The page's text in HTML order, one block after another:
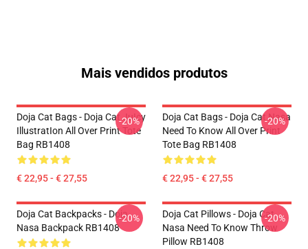
Mais vendidos produtos
Doja Cat Bags - Doja Cat JuIcy
IllustratIon All Over Print Tote
Bag RB1408
€ 22,95 - € 27,55
-20%
Doja Cat Bags - Doja Cat Nasa
Need To Know All Over Print
Tote Bag RB1408
€ 22,95 - € 27,55
-20%
Doja Cat Backpacks - Doja
Nasa Backpack RB1408
-20%
Doja Cat Pillows - Doja Cat
Nasa Need To Know Throw
Pillow RB1408
-20%